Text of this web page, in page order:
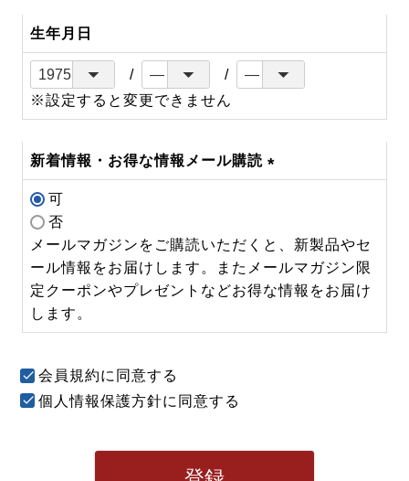
生年月日
※設定すると変更できません
新着情報・お得な情報メール購読
可
否
メールマガジンをご購読いただくと、新製品やセ
ール情報をお届けします。またメールマガジン限
定クーポンやプレゼントなどお得な情報をお届け
します。
会員規約に同意する
個人情報保護方針に同意する